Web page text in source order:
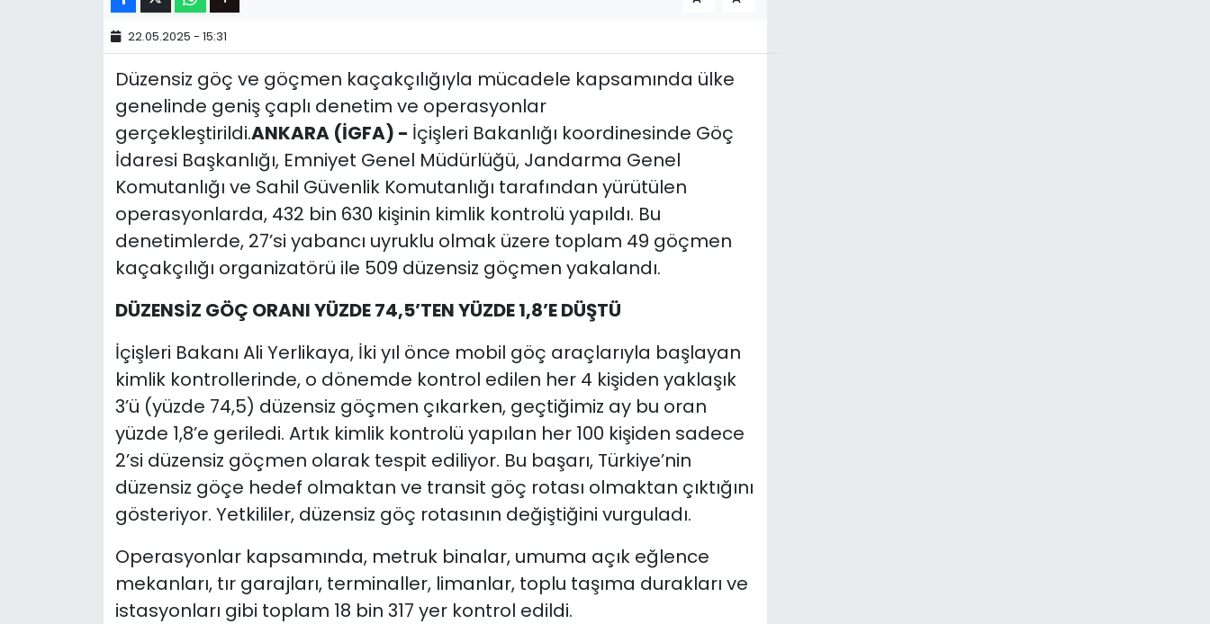
22.05.2025 - 15:31
Düzensiz göç ve göçmen kaçakçılığıyla mücadele kapsamında ülke
genelinde geniş çaplı denetim ve operasyonlar
gerçekleştirildi.ANKARA (İGFA) - İçişleri Bakanlığı koordinesinde Göç
İdaresi Başkanlığı, Emniyet Genel Müdürlüğü, Jandarma Genel
Komutanlığı ve Sahil Güvenlik Komutanlığı tarafından yürütülen
operasyonlarda, 432 bin 630 kişinin kimlik kontrolü yapıldı. Bu
denetimlerde, 27’si yabancı uyruklu olmak üzere toplam 49 göçmen
kaçakçılığı organizatörü ile 509 düzensiz göçmen yakalandı.
DÜZENSİZ GÖÇ ORANI YÜZDE 74,5’TEN YÜZDE 1,8’E DÜŞTÜ
İçişleri Bakanı Ali Yerlikaya, İki yıl önce mobil göç araçlarıyla başlayan
kimlik kontrollerinde, o dönemde kontrol edilen her 4 kişiden yaklaşık
3’ü (yüzde 74,5) düzensiz göçmen çıkarken, geçtiğimiz ay bu oran
yüzde 1,8’e geriledi. Artık kimlik kontrolü yapılan her 100 kişiden sadece
2’si düzensiz göçmen olarak tespit ediliyor. Bu başarı, Türkiye’nin
düzensiz göçe hedef olmaktan ve transit göç rotası olmaktan çıktığını
gösteriyor. Yetkililer, düzensiz göç rotasının değiştiğini vurguladı.
Operasyonlar kapsamında, metruk binalar, umuma açık eğlence
mekanları, tır garajları, terminaller, limanlar, toplu taşıma durakları ve
istasyonları gibi toplam 18 bin 317 yer kontrol edildi.